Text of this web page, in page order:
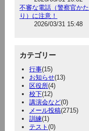
不審な電話（警察官かた
り）に注意！
2026/03/31 15:48
カテゴリー
行事(15)
お知らせ(13)
区役所(4)
校下(12)
講演会など(0)
メール投稿(2715)
訓練(1)
テスト (0)